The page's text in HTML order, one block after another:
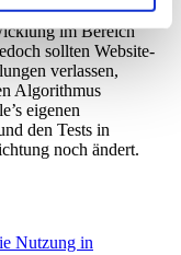
Zukunft Markdown
im Bereich
sollten Website-
verlassen,
Algorithmus
eigenen
den Tests in
noch ändert.
Nutzung in